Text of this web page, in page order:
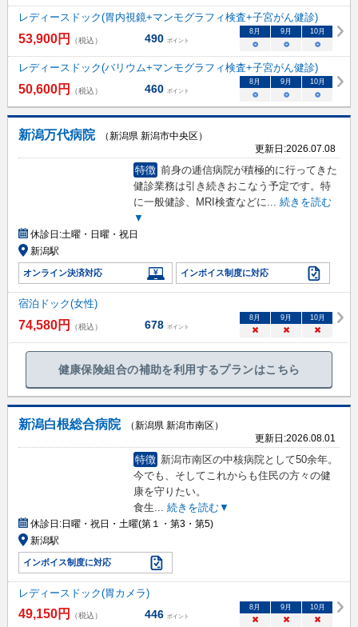
レディースドック(胃内視鏡+マンモグラフィ検査+子宮がん健診)
53,900円 （税込） 490 ポイント
8月 9月 10月
○ ○ ○
レディースドック(バリウム+マンモグラフィ検査+子宮がん健診)
50,600円 （税込） 460 ポイント
8月 9月 10月
○ ○ ○
新潟万代病院
（新潟県 新潟市中央区）
更新日:2026.07.08
特徴 前身の逓信病院が積極的に行ってきた
健診業務は引き続きおこなう予定です。特
に一般健診、MRI検査などに... 続きを読む
▼
休診日:土曜・日曜・祝日
新潟駅
オンライン決済対応 インボイス制度に対応
宿泊ドック(女性)
74,580円 （税込） 678 ポイント
8月 9月 10月
× × ×
健康保険組合の補助を利用するプランはこちら
新潟白根総合病院
（新潟県 新潟市南区）
更新日:2026.08.01
特徴 新潟市南区の中核病院として50余年。
今でも、そしてこれからも住民の方々の健
康を守りたい。
食生
続きを読む▼
休診日:日曜・祝日・土曜(第１・第3・第5)
新潟駅
インボイス制度に対応
レディースドック(胃カメラ)
49,150円 （税込） 446 ポイント
8 月 9 月 10月
× × ×